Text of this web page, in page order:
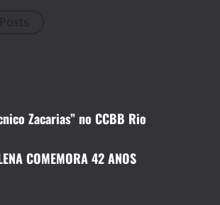
Zacarias” no CCBB Rio
COMEMORA 42 ANOS